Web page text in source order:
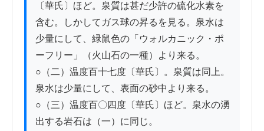
〔華氏〕ほど。泉質は甚だ少許の硫化水素を
含む。しかしてガス球の昇るを見る。泉水は
少量にして、緑鼠色の「ウォルカニック・ポ
ーフリー」（火山石の一種）より来る。
○（二）温度百十七度〔華氏〕。泉質は同上。
泉水は少量にして、表面の砂中より来る。
○（三）温度百〇四度〔華氏〕ほど。泉水の湧
出する岩石は（一）に同じ。